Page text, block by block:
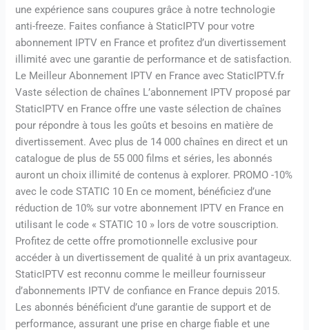
une expérience sans coupures grâce à notre technologie
anti-freeze. Faites confiance à StaticIPTV pour votre
abonnement IPTV en France et profitez d’un divertissement
illimité avec une garantie de performance et de satisfaction.
Le Meilleur Abonnement IPTV en France avec StaticIPTV.fr
Vaste sélection de chaînes L’abonnement IPTV proposé par
StaticIPTV en France offre une vaste sélection de chaînes
pour répondre à tous les goûts et besoins en matière de
divertissement. Avec plus de 14 000 chaînes en direct et un
catalogue de plus de 55 000 films et séries, les abonnés
auront un choix illimité de contenus à explorer. PROMO -10%
avec le code STATIC 10 En ce moment, bénéficiez d’une
réduction de 10% sur votre abonnement IPTV en France en
utilisant le code « STATIC 10 » lors de votre souscription.
Profitez de cette offre promotionnelle exclusive pour
accéder à un divertissement de qualité à un prix avantageux.
StaticIPTV est reconnu comme le meilleur fournisseur
d’abonnements IPTV de confiance en France depuis 2015.
Les abonnés bénéficient d’une garantie de support et de
performance, assurant une prise en charge fiable et une